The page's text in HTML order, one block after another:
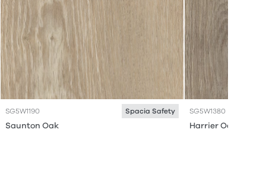
SG5W1190 Spacia Safety
Saunton Oak
SG5W1380
Harrier Oak